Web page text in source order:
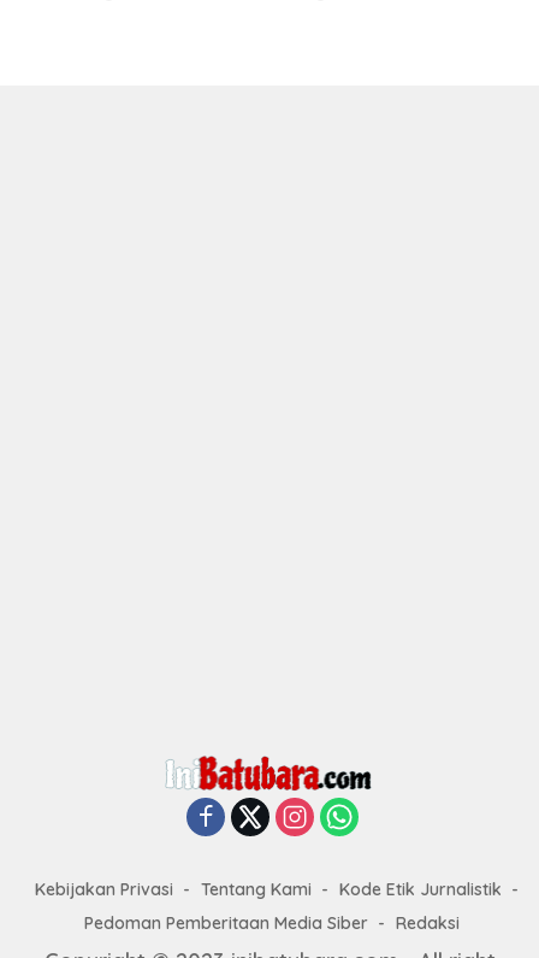
Kebijakan Privasi Tentang Kami
Kode Etik Jurnalistik
Pedoman Pemberitaan Media Siber
Redaksi